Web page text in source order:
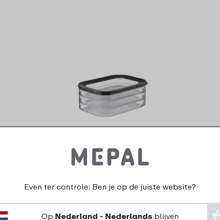
13 99
Even ter controle: Ben je op de juiste website?
Op Nederland - Nederlands blijven